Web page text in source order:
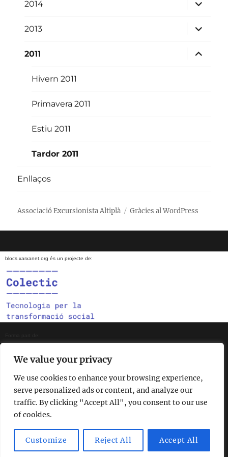
We value your privacy
We use cookies to enhance your browsing experience,
serve personalized ads or content, and analyze our
traffic. By clicking "Accept All", you consent to our use
of cookies.
Customize Reject All Accept All
2014
el
menú
fill
2013
amplia
el
menú
fill
2011
amplia
el
menú
Hivern 2011
Primavera 2011
Estiu 2011
Tardor 2011
Enllaços
Associació Excursionista Altiplà Gràcies al WordPress
blocs.xarxanet.org és un projecte de:
En col·laboració amb:
Amb el suport de: